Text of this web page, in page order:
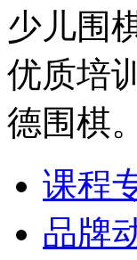
少儿围
优质培
德围棋。
课程
品牌